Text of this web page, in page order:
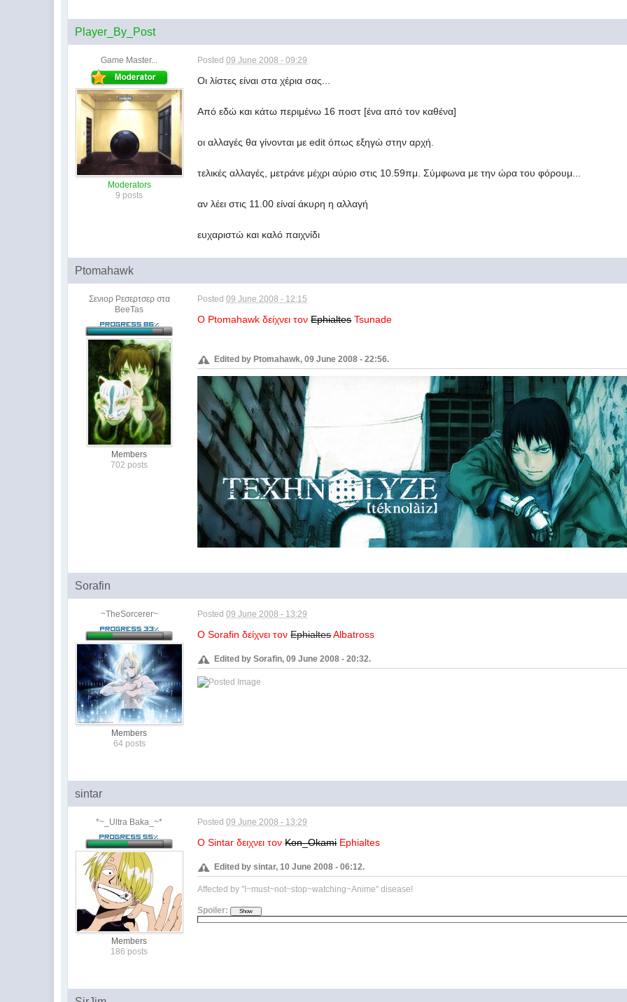
Player_By_Post
Game Master...
Moderators
9 posts
Posted09 June 2008 - 09:29
Οι λίστες είναι στα χέρια σας...
Από εδώ και κάτω περιμένω 16 ποστ [ένα από τον καθένα]
οι αλλαγές θα γίνονται με edit όπως εξηγώ στην αρχή.
τελικές αλλαγές, μετράνε μέχρι αύριο στις 10.59πμ. Σύμφωνα με την ώρα του φόρουμ...
αν λέει στις 11.00 είναί άκυρη η αλλαγή
ευχαριστώ και καλό παιχνίδι
Ptomahawk
Σενιορ Ρεσερτσερ στα
ΒeeTas
Members
702 posts
Posted09 June 2008 - 12:15
Ο Ptomahawk δείχνει τονEphialtes Tsunade
Edited by Ptomahawk, 09 June 2008 - 22:56.
Sorafin
~TheSorcerer~
Members
64 posts
Posted09 June 2008 - 13:29
Ο Sorafin δείχνει τονEphialtesAlbatross
Edited by Sorafin, 09 June 2008 - 20:32.
sintar
*~_Ultra Baka_~*
Members
186 posts
Posted09 June 2008 - 13:29
O Sintar δειχνει τονKon_Okami Ephialtes
Edited by sintar, 10 June 2008 - 06:12.
Affected by "I~must~not~stop~watching~Anime" disease!
Spoiler: